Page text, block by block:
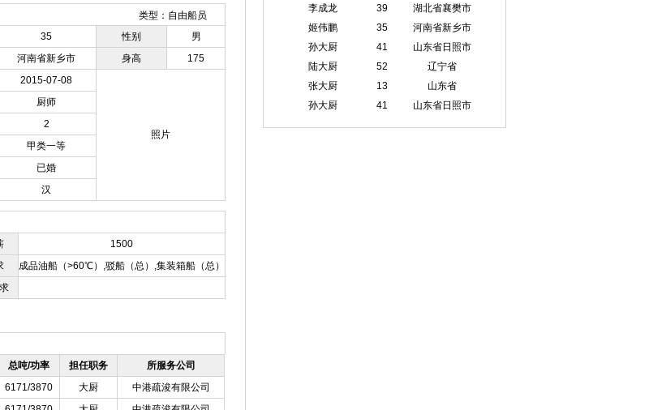
类型：自由船员
35 性别
男
河南省新乡市 身高
175
2015-07-08
照片
厨师
2
甲类一等
已婚
汉
1500
成品油船（>60℃）,驳船（总）,集装箱船（总）
总吨/功率 担任职务
所服务公司
6171/3870 大厨
中港疏浚有限公司
李成龙
39
湖北省襄樊市
姬伟鹏
35
河南省新乡市
孙大厨
41
山东省日照市
陆大厨
52
辽宁省
张大厨
13
山东省
孙大厨
41 山东省日照市